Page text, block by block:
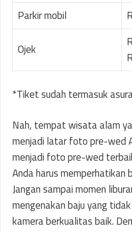
Parkir mobil
Ojek
*Tiket sudah termasuk
Nah, tempat wisata alam
menjadi latar foto pre-wed
menjadi foto pre-wed
Anda harus memperhatikan
Jangan sampai momen
mengenakan baju yang
kamera berkualitas baik.